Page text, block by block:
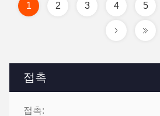
접촉
접촉:
1 2 3 4 5